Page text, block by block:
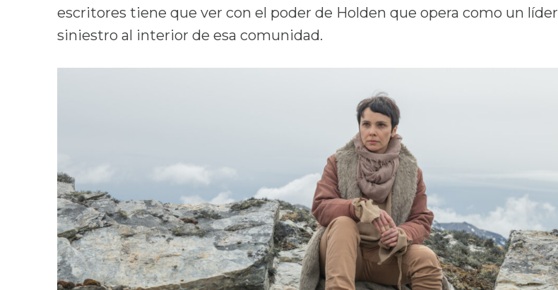
escritores tiene que ver con el poder de Holden que opera como un líder
siniestro al interior de esa comunidad.